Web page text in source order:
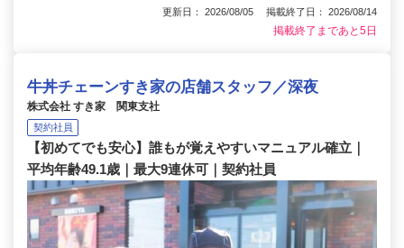
更新日： 2026/08/05 掲載終了日： 2026/08/14
掲載終了まであと5日
牛丼チェーンすき家の店舗スタッフ／深夜
株式会社 すき家 関東支社
契約社員
【初めてでも安心】誰もが覚えやすいマニュアル確立｜
平均年齢49.1歳｜最大9連休可｜契約社員